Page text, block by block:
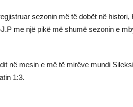
sezonin më të dobët në histori,
me një pikë më shumë sezonin e
në mesin e më të mirëve mundi
1:3.